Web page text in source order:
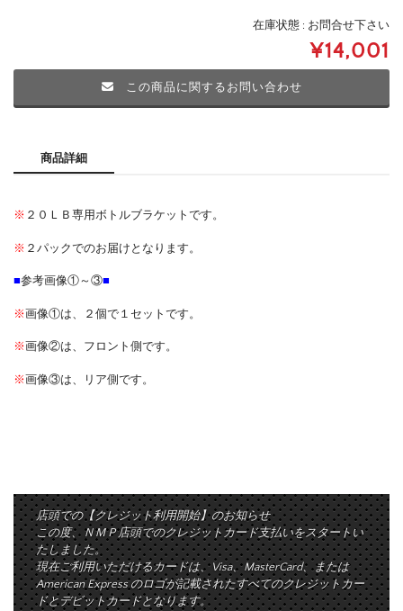
在庫状態 : お問合せ下さい
¥14,001
この商品に関するお問い合わせ
商品詳細
※ ２０ＬＢ専用ボトルブラケットです。
※ ２パックでのお届けとなります。
■参考画像①～③■
※画像①は、２個で１セットです。
※ 画像②は、フロント側です。
※画像③は、リア側です。
店頭での【クレジット利用開始】のお知らせ
この度、ＮＭＰ店頭でのクレジットカード支払いをスタートい
たしました。
現在ご利用いただけるカードは、Visa、MasterCard、または
American Express のロゴが記載されたすべてのクレジットカー
ドとデビットカードとなります。